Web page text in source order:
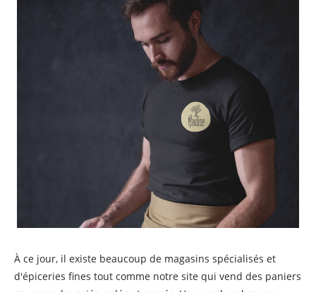
À ce jour, il existe beaucoup de magasins spécialisés et
d'épiceries fines tout comme notre site qui vend des paniers